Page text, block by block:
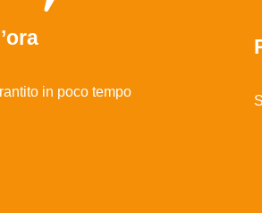
in poco tempo